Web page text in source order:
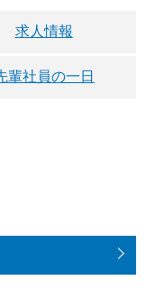
求人情報
輩社員の一日